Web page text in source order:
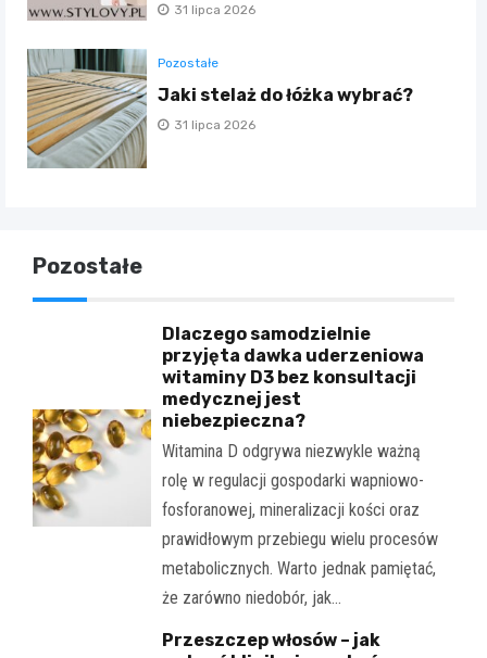
31 lipca 2026
Pozostałe
Jaki stelaż do łóżka wybrać?
31 lipca 2026
Pozostałe
Dlaczego samodzielnie
przyjęta dawka uderzeniowa
witaminy D3 bez konsultacji
medycznej jest
niebezpieczna?
Witamina D odgrywa niezwykle ważną
rolę w regulacji gospodarki wapniowo-
fosforanowej, mineralizacji kości oraz
prawidłowym przebiegu wielu procesów
metabolicznych. Warto jednak pamiętać,
że zarówno niedobór, jak…
Przeszczep włosów – jak